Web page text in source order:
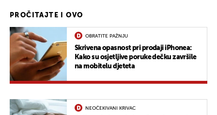
PROČITAJTE I OVO
OBRATITE PAŽNJU
Skrivena opasnost pri prodaji iPhonea:
Kako su osjetljive poruke dečku završile
na mobitelu djeteta
NEOČEKIVANI KRIVAC